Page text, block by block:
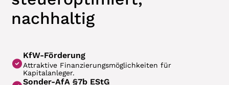
nachhaltig
KfW-Förderung
Attraktive Finanzierungsmöglichkeiten für
Kapitalanleger.
Sonder-AfA §7b EStG